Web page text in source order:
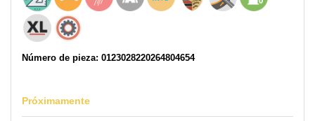
Número de pieza: 0123028220264804654
Próximamente